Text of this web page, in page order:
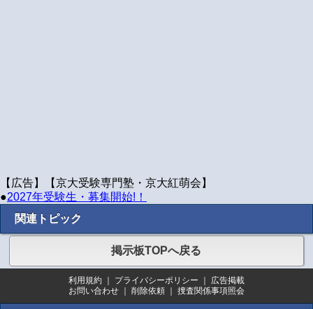
【広告】【京大受験専門塾・京大紅萌会】
●2027年受験生・募集開始!！
関連トピック
掲示板TOPへ戻る
利用規約 プライバシーポリシー
広告掲載
お問い合わせ
削除依頼 捜査関係事項照会